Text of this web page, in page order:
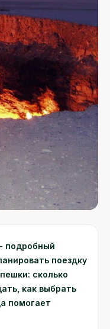
подробный
поездку
сколько
как выбрать
помогает